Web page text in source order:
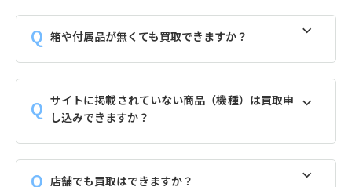
箱や付属品が無くても買取できますか？
サイトに掲載されていない商品（機種）は買取申
し込みできますか？
店舗でも買取はできますか？